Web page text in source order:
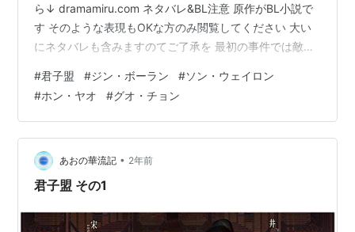
ら↓ dramamiru.com ネタバレ&BL注意 原作がBL小説で
す そのような表現もOKな方のみ閲覧してください 大い
にネタバレも含みますのてご了承を 最初の事件では敵対
い信頼感が芽生える。 そして張屏は蘭珏の父の事件のこ
とを知りたいと思う。 "鏡花水月"の術を蘭珏に提案し
て、迷った挙げ句に蘭珏が受け入れる。 あんなに疑り深
かったのに蘭珏がよく決心したと思う。 この時にわかっ
たのは謎の女の存在と変わったデザインの笛のこと。 …
#君子盟 #ジン・ボーラン #ソン・ウェイロン
#ホン・ヤオ #グオ・チョン
あおの華流記 • 2年前
君子盟 その1